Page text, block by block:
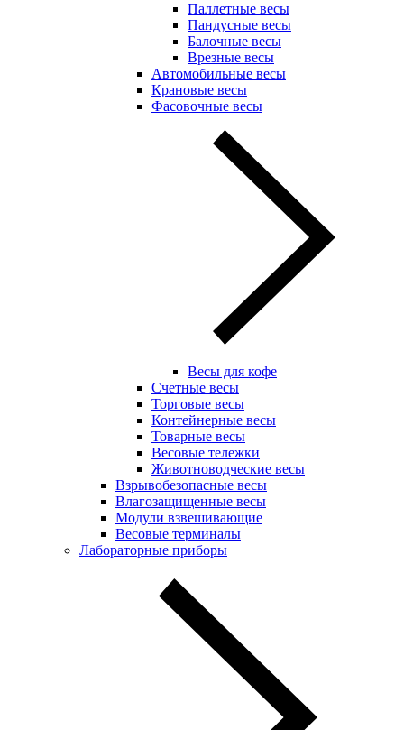
Паллетные весы
Пандусные весы
Балочные весы
Врезные весы
Автомобильные весы
Крановые весы
Фасовочные весы
Весы для кофе
Счетные весы
Торговые весы
Контейнерные весы
Товарные весы
Весовые тележки
Животноводческие весы
Взрывобезопасные весы
Влагозащищенные весы
Модули взвешивающие
Весовые терминалы
Лабораторные приборы